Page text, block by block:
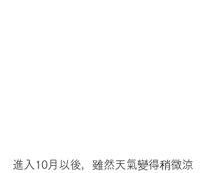
進入10月以後，雖然天氣變得稍微涼